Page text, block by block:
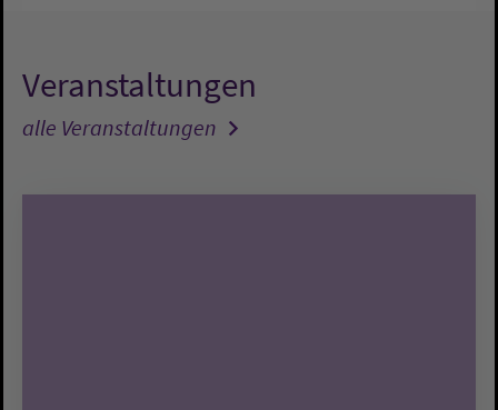
Veranstaltungen
alle Veranstaltungen